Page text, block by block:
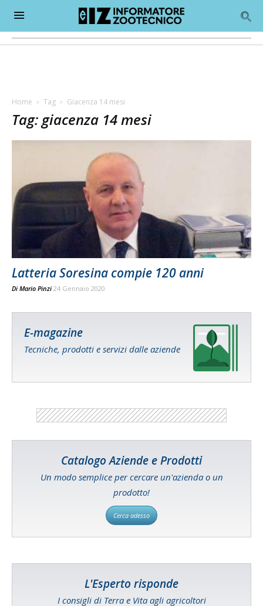
Home Tag Giacenza 14 mesi
Tag: giacenza 14 mesi
Latteria Soresina compie 120 anni
Di Mario Pinzi 24 Gennaio 2020
E-magazine
Tecniche, prodotti e servizi dalle aziende
Catalogo Aziende e Prodotti
Un modo semplice per cercare un'azienda o un
prodotto!
Cerca adesso
L'Esperto risponde
I consigli di Terra e Vita agli agricoltori